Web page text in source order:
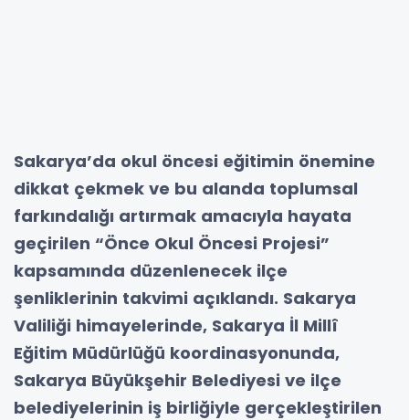
Sakarya’da okul öncesi eğitimin önemine
dikkat çekmek ve bu alanda toplumsal
farkındalığı artırmak amacıyla hayata
geçirilen “Önce Okul Öncesi Projesi”
kapsamında düzenlenecek ilçe
şenliklerinin takvimi açıklandı. Sakarya
Valiliği himayelerinde, Sakarya İl Millî
Eğitim Müdürlüğü koordinasyonunda,
Sakarya Büyükşehir Belediyesi ve ilçe
belediyelerinin iş birliğiyle gerçekleştirilen